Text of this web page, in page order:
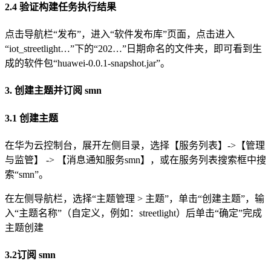
2.4 验证构建任务执行结果
点击导航栏“发布”，进入“软件发布库”页面，点击进入
“iot_streetlight…”下的“202…”日期命名的文件夹，即可看到生
成的软件包“huawei-0.0.1-snapshot.jar”。
3. 创建主题并订阅 smn
3.1 创建主题
在华为云控制台，展开左侧目录，选择【服务列表】->【管理
与监管】 -> 【消息通知服务smn】，或在服务列表搜索框中搜
索“smn”。
在左侧导航栏，选择“主题管理 > 主题”，单击“创建主题”，输
入“主题名称”（自定义，例如：streetlight）后单击“确定”完成
主题创建
3.2订阅 smn